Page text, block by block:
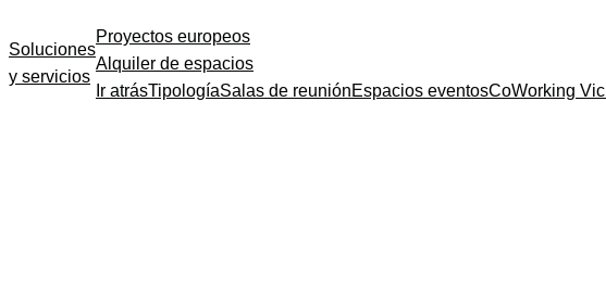
Soluciones
y servicios
Proyectos europeos
Alquiler de espacios
Ir atrásTipologíaSalas de reuniónEspacios eventosCoWorking Vic